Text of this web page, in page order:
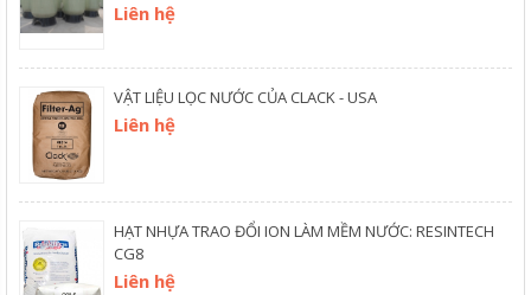
Liên hệ
VẬT LIỆU LỌC NƯỚC CỦA CLACK - USA
Liên hệ
HẠT NHỰA TRAO ĐỔI ION LÀM MỀM NƯỚC: RESINTECH
CG8
Liên hệ